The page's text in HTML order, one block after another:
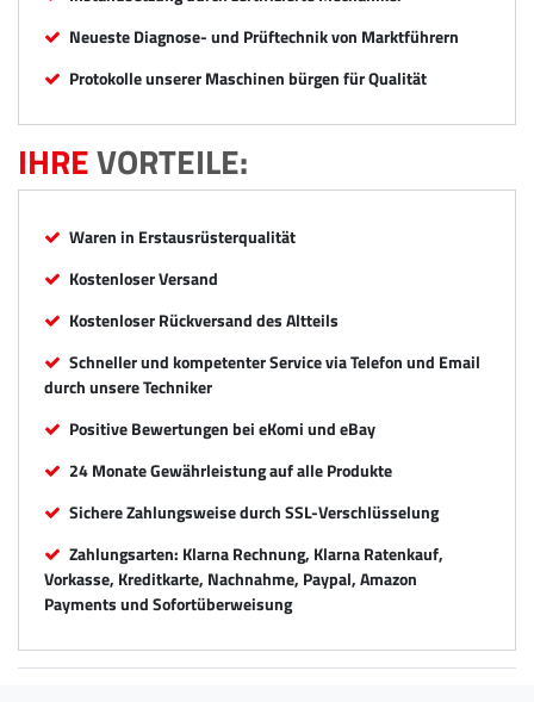
Neueste Diagnose- und Prüftechnik von Marktführern
Protokolle unserer Maschinen bürgen für Qualität
IHREVORTEILE:
Waren in Erstausrüsterqualität
Kostenloser Versand
Kostenloser Rückversand des Altteils
Schneller und kompetenter Service via Telefon und Email
durch unsere Techniker
Positive Bewertungen bei eKomi und eBay
24 Monate Gewährleistung auf alle Produkte
Sichere Zahlungsweise durch SSL-Verschlüsselung
Zahlungsarten: Klarna Rechnung, Klarna Ratenkauf,
Vorkasse, Kreditkarte, Nachnahme, Paypal, Amazon
Payments und Sofortüberweisung